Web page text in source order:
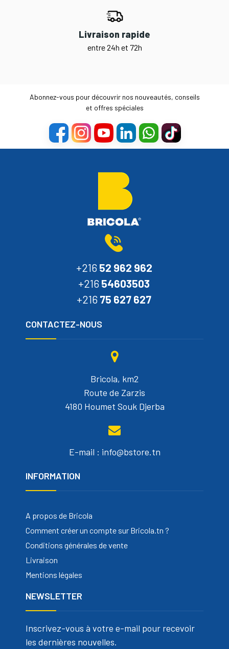
Livraison rapide
entre 24h et 72h
Abonnez-vous pour découvrir nos nouveautés, conseils
et offres spéciales
+216 52 962 962
+216 54603503
+216 75 627 627
CONTACTEZ-NOUS
Bricola, km2
Route de Zarzis
4180 Houmet Souk Djerba
E-mail : info@bstore.tn
INFORMATION
A propos de Bricola
Comment créer un compte sur Bricola.tn ?
Conditions générales de vente
Livraison
Mentions légales
NEWSLETTER
Inscrivez-vous à votre e-mail pour recevoir
les dernières nouvelles.